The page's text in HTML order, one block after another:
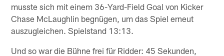
musste sich mit einem 36-Yard-Field Goal von Kicker
Chase McLaughlin begnügen, um das Spiel erneut
auszugleichen. Spielstand 13:13.
Und so war die Bühne frei für Ridder: 45 Sekunden,